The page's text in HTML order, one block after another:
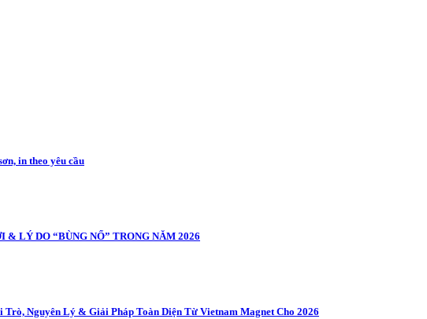
in theo yêu cầu
LÝ DO “BÙNG NỔ” TRONG NĂM 2026
Nguyên Lý & Giải Pháp Toàn Diện Từ Vietnam Magnet Cho 2026